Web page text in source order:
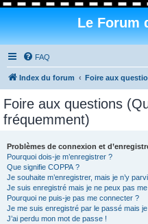
Le Forum
FAQ
Index du forum Foire aux
Foire aux questions
fréquemment)
Problèmes de connexion et
Pourquoi dois-je m’enregistrer ?
Que signifie COPPA ?
Je souhaite m’enregistrer, mais je n’y
Je suis enregistré mais je ne peux pas
Pourquoi ne puis-je pas me connecter ?
Je me suis enregistré par le passé mais
J’ai perdu mon mot de passe !